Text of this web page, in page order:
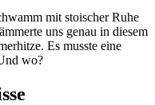
mit stoischer Ruhe
uns genau in diesem
Es musste eine
wo?